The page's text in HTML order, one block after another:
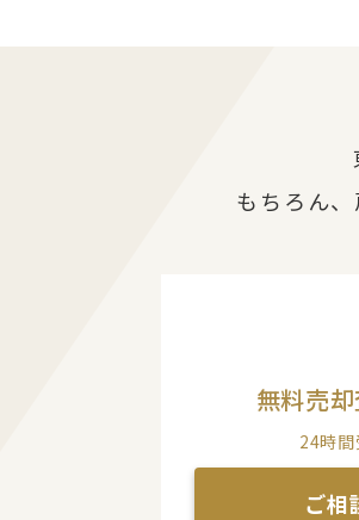
もちろん
無料売
24時間
ご相